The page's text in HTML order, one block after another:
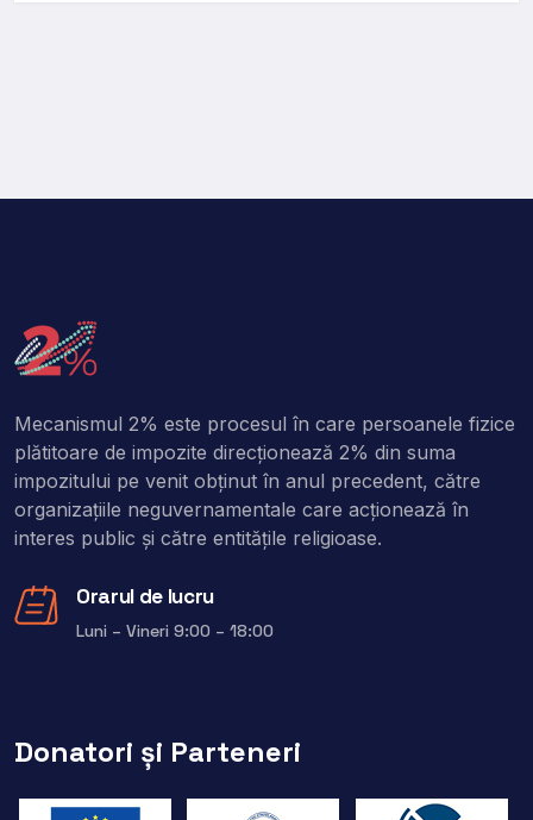
Mecanismul 2% este procesul în care persoanele fizice
plătitoare de impozite direcţionează 2% din suma
impozitului pe venit obţinut în anul precedent, către
organizaţiile neguvernamentale care acţionează în
interes public şi către entitățile religioase.
Orarul de lucru
Luni – Vineri 9:00 – 18:00
Donatori și Parteneri